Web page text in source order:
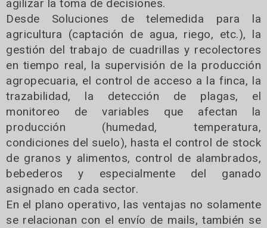
agilizar la toma de decisiones.
Desde Soluciones de telemedida para la
agricultura (captación de agua, riego, etc.), la
gestión del trabajo de cuadrillas y recolectores
en tiempo real, la supervisión de la producción
agropecuaria, el control de acceso a la finca, la
trazabilidad, la detección de plagas, el
monitoreo de variables que afectan la
producción (humedad, temperatura,
condiciones del suelo), hasta el control de stock
de granos y alimentos, control de alambrados,
bebederos y especialmente del ganado
asignado en cada sector.
En el plano operativo, las ventajas no solamente
se relacionan con el envío de mails, también se